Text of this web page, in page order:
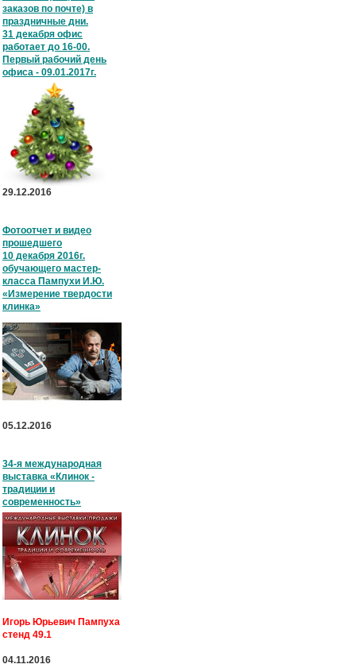
заказов по почте) в
праздничные дни.
31 декабря офис
работает до 16-00.
Первый рабочий день
офиса - 09.01.2017г.
29.12.2016
Фотоотчет и видео
прошедшего
10 декабря 2016г.
обучающего мастер-
класса Пампухи И.Ю.
«Измерение твердости
клинка»
05.12.2016
34-я международная
выставка «Клинок -
традиции и
современность»
Игорь Юрьевич Пампуха
стенд 49.1
04.11.2016